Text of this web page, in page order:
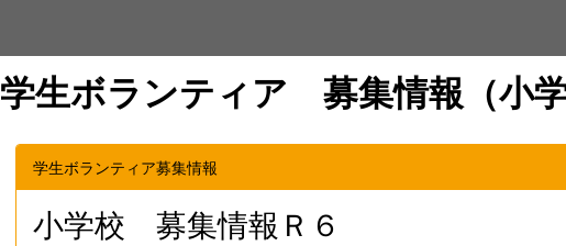
学生ボランティア 募集情報（小
学生ボランティア募集情報
小学校 募集情報Ｒ６